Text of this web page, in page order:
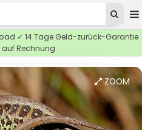
✓ 14 Tage Geld-zurück-Garantie
auf Rechnung
ZOOM